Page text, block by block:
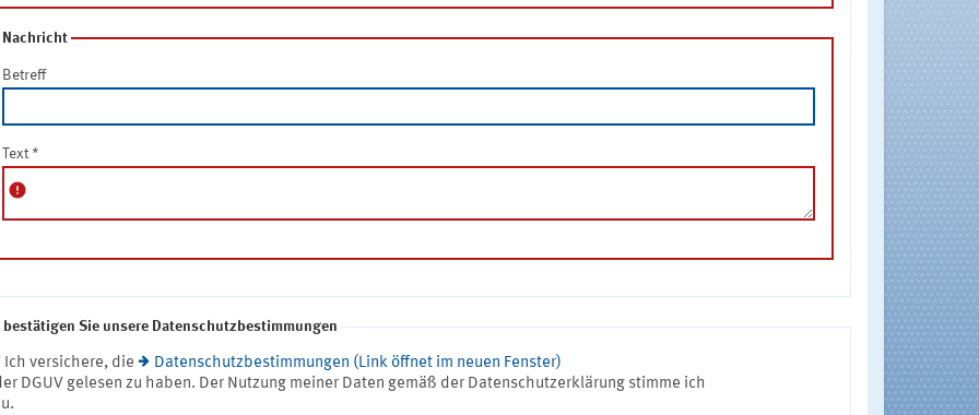
Nachricht
Betreff
Text *
error
Sie unsere Datenschutzbestimmungen
Ich versichere, die
Datenschutzbestimmungen (Link öffnet im neuen Fenster)
DGUV gelesen zu haben. Der Nutzung meiner Daten gemäß der Datenschutzerklärung stimme ich